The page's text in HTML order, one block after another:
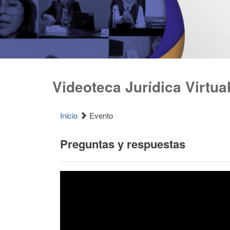
Videoteca Jurídica
Inicio Evento
Preguntas y respuestas